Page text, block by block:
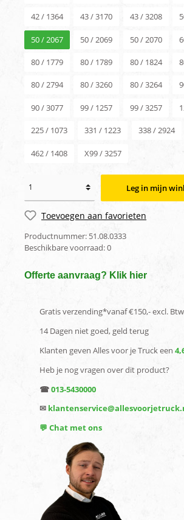
42 / 1364 43 / 3170 43 / 3208
50 / 2067 50 / 2069 50 / 2070
80 / 1779 80 / 1789 80 / 1824
80 / 2794 80 / 3260 80 / 3264
90 / 3077 99 / 1257 99 / 3257
225 / 1073 331 / 1223 338 / 2924
462 / 1408 X99 / 3257
Leg in mijn
Toevoegen aan favorieten
Productnummer: 51.08.0333
Beschikbare voorraad:0
Offerte aanvraag? Klik hier
Gratis verzending*vanaf €150,- excl. Btw
14 Dagen niet goed, geld terug
Klanten geven Alles voor je Truck een
Heb je nog vragen over dit product?
☎013-5430000
✉
💬 Chat met ons